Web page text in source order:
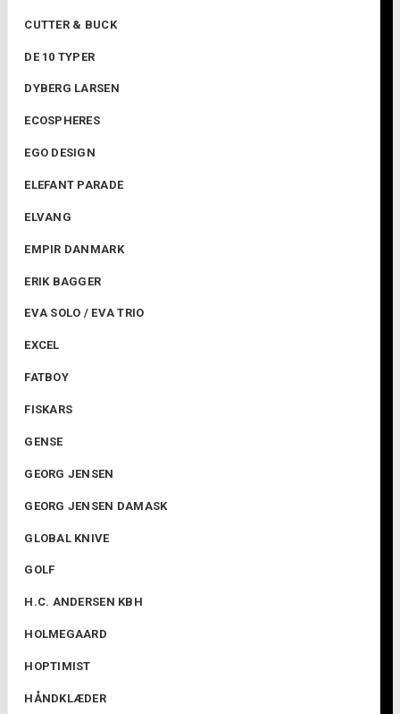
CUTTER & BUCK
DE 10 TYPER
DYBERG LARSEN
ECOSPHERES
EGO DESIGN
ELEFANT PARADE
ELVANG
EMPIR DANMARK
ERIK BAGGER
EVA SOLO / EVA TRIO
EXCEL
FATBOY
FISKARS
GENSE
GEORG JENSEN
GEORG JENSEN DAMASK
GLOBAL KNIVE
GOLF
H.C. ANDERSEN KBH
HOLMEGAARD
HOPTIMIST
HÅNDKLÆDER